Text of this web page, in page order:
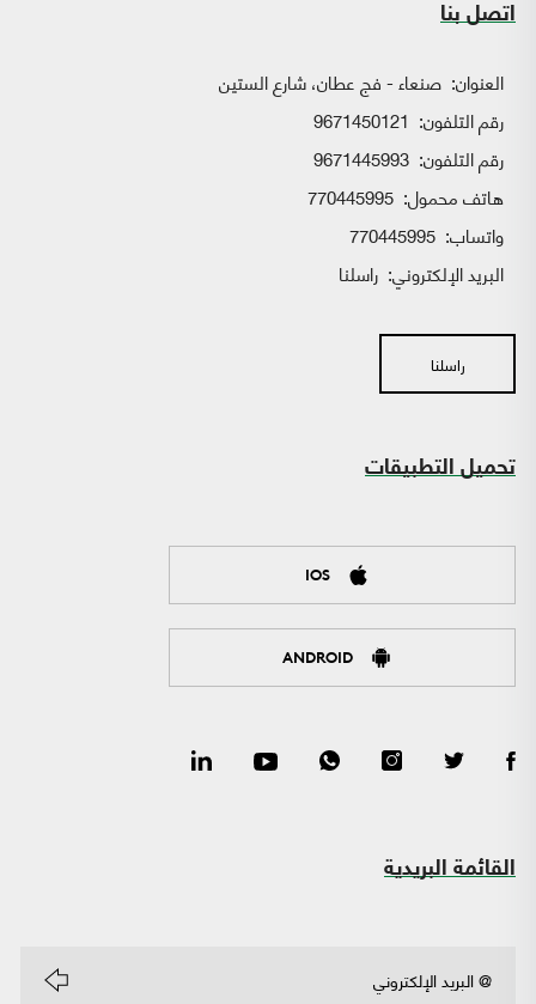
اتصل بنا
العنوان: صنعاء - فج عطان، شارع الستين
رقم التلفون: 9671450121
رقم التلفون: 9671445993
هاتف محمول: 770445995
واتساب:
البريد الإلكتروني: راسلنا
راسلنا
تحميل التطبيقات
IOS
ANDROID
القائمة البريدية